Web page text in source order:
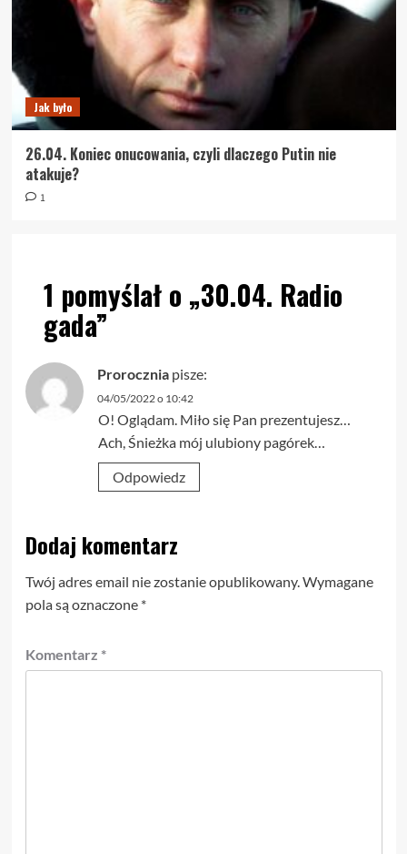
Jak było
26.04. Koniec onucowania, czyli dlaczego Putin nie
atakuje?
1
1 pomyślał o „30.04. Radio
gada”
Prorocznia pisze:
04/05/2022 o 10:42
O! Oglądam. Miło się Pan prezentujesz…
Ach, Śnieżka mój ulubiony pagórek…
Odpowiedz
Dodaj komentarz
Twój adres email nie zostanie opublikowany.Wymagane
pola są oznaczone *
Komentarz *